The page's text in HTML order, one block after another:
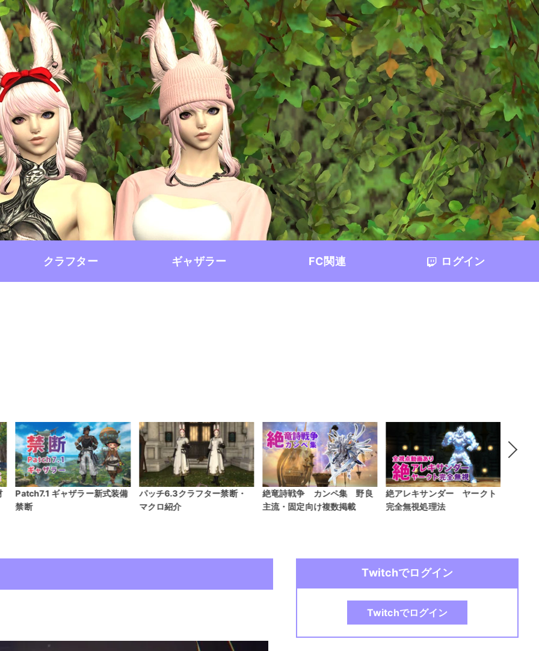
クラフター ギャザラー FC関連 ログイン
パッチ6.3クラフター禁断・
マクロ紹介
絶竜詩戦争 カンペ集 野良
主流・固定向け複数掲載
絶アレキサンダー ヤークト
完全無視処理法
ウンキウ級 潜水艦必要素材
Twitchでログイン
Twitchでログイン